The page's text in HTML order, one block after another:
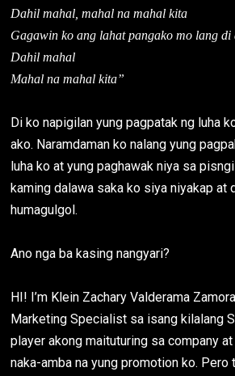
Dahil mahal, mahal na mahal kita
Gagawin ko ang lahat pangako mo lang
Dahil mahal
Mahal na mahal kita”
Di ko napigilan yung pagpatak ng luha
ako. Naramdaman ko nalang yung
luha ko at yung paghawak niya sa
kaming dalawa saka ko siya niyakap at
humagulgol.
Ano nga ba kasing nangyari?
HI! I’m Klein Zachary Valderama
Marketing Specialist sa isang kilalang
player akong maituturing sa company
naka-amba na yung promotion ko. Pero